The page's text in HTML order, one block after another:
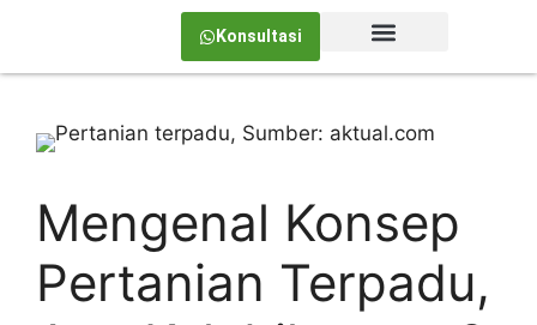
Konsultasi
Mengenal Konsep
Pertanian Terpadu,